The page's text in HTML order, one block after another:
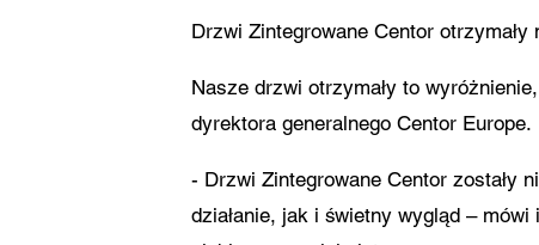
Drzwi Zintegrowane Centor
Nasze drzwi otrzymały to
dyrektora generalnego Centor Europe.
- Drzwi Zintegrowane Centor zostały
działanie, jak i świetny wygląd –